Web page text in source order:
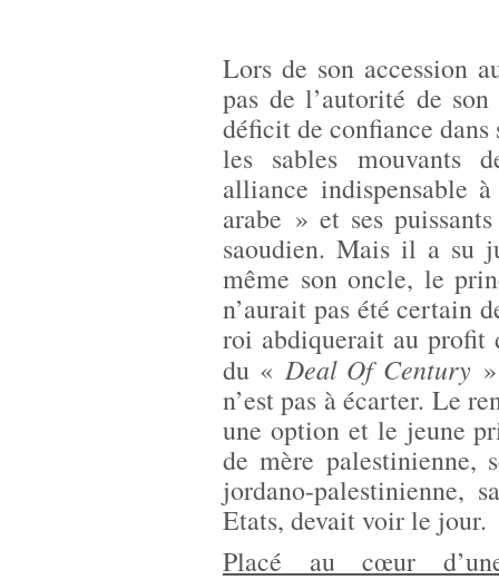
Lors de son accession
pas de l’autorité de
déficit de confiance dans
les sables mouvants
alliance indispensable
arabe » et ses
saoudien. Mais il a su
même son oncle, le
n’aurait pas été certain
roi abdiquerait au profit
du « Deal Of Century
n’est pas à écarter. Le
une option et le jeune
de mère palestinienne,
jordano-palestinienne,
Etats, devait voir le jour.
Placé au cœur